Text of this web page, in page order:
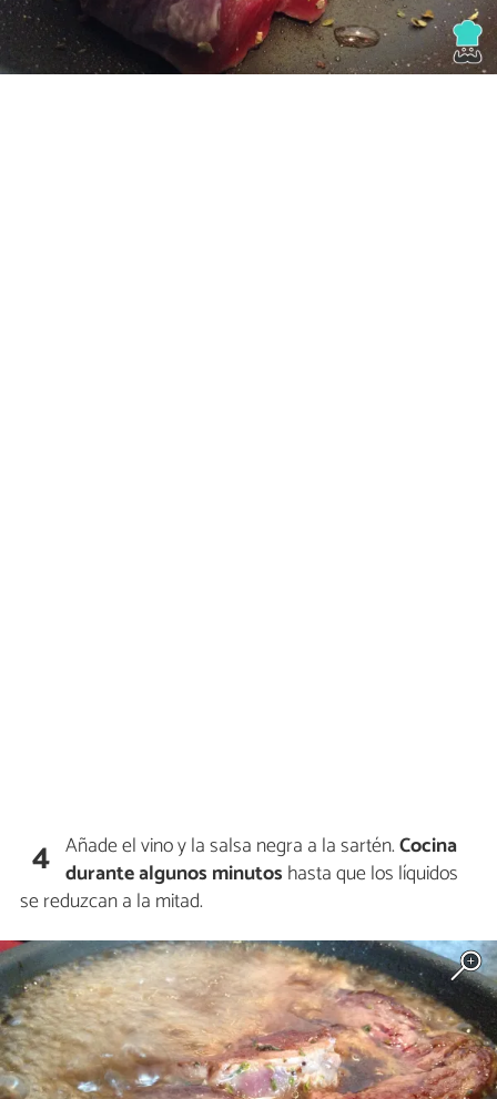
4 Añade el vino y la salsa negra a la sartén.Cocina
durante algunos minutos hasta que los líquidos
se reduzcan a la mitad.